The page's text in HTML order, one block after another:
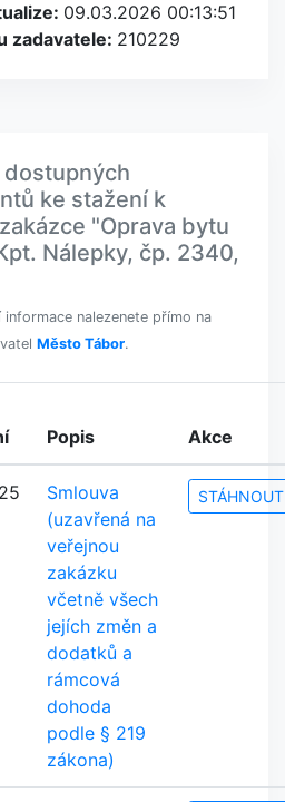
09.03.2026 00:13:51
zadavatele: 210229
dostupných
ke stažení k
"Oprava bytu
Nálepky, čp. 2340,
informace nalezenete přímo na
Město Tábor.
Popis Akce
Smlouva
(uzavřená na
veřejnou
zakázku
včetně všech
jejích změn a
dodatků a
rámcová
dohoda
podle § 219
zákona)
STÁHNOUT